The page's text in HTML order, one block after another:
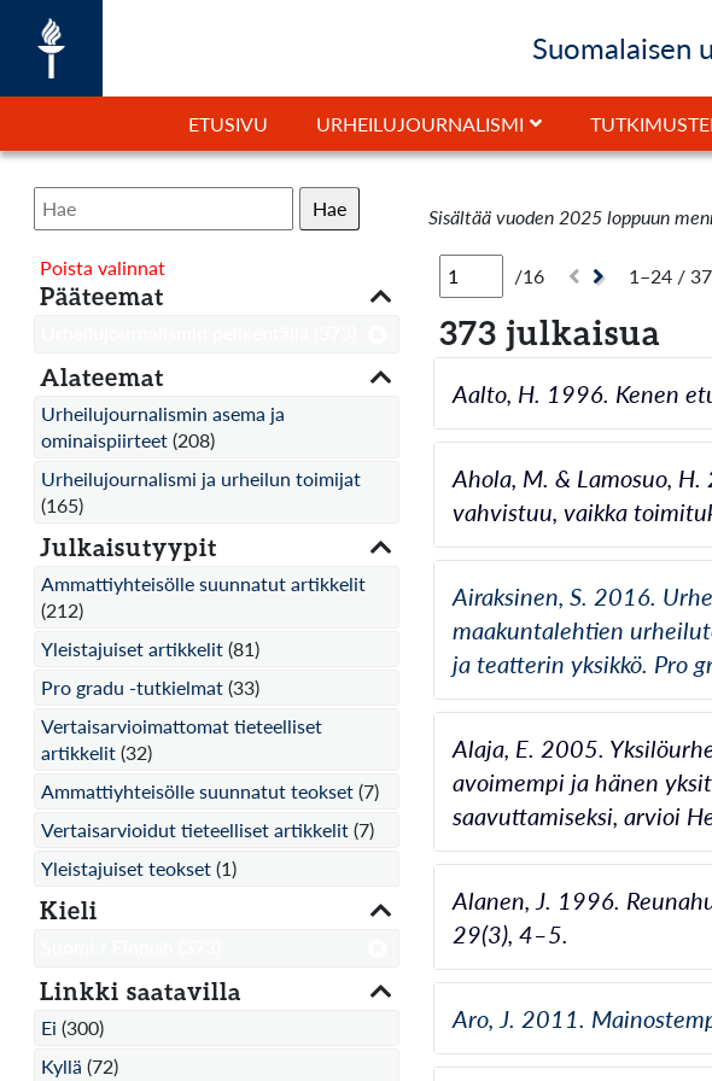
Suomalaisen
ETUSIVU URHEILUJOURNALISMI
Hae Sisältää vuoden 2025 loppuun
/16 1–24 /
373 julkaisua
Aalto, H. 1996. Kenen
Ahola, M. & Lamosuo,
vahvistuu, vaikka
Airaksinen, S. 2016.
maakuntalehtien
ja teatterin yksikkö. Pro
Alaja, E. 2005.
avoimempi ja hänen
saavuttamiseksi, arvioi
Alanen, J. 1996.
29(3), 4–5.
Aro, J. 2011.
Poista valinnat
Pääteemat
Alateemat
Urheilujournalismin asema ja
ominaispiirteet (208)
Urheilujournalismi ja urheilun toimijat
(165)
Julkaisutyypit
Ammattiyhteisölle suunnatut artikkelit
(212)
Yleistajuiset artikkelit (81)
Pro gradu -tutkielmat (33)
Vertaisarvioimattomat tieteelliset
artikkelit (32)
Ammattiyhteisölle suunnatut teokset (7)
Vertaisarvioidut tieteelliset artikkelit (7)
Yleistajuiset teokset (1)
Kieli
Linkki saatavilla
Ei (300)
Kyllä (72)